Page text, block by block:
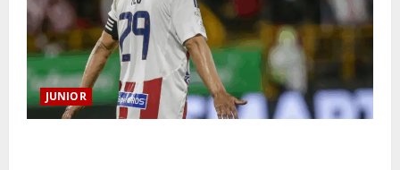
JUNIOR